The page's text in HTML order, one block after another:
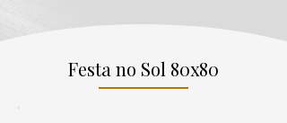
Festa no Sol 80x80